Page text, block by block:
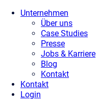
Unternehmen
Über uns
Case Studies
Presse
Jobs & Karriere
Blog
Kontakt
Kontakt
Login